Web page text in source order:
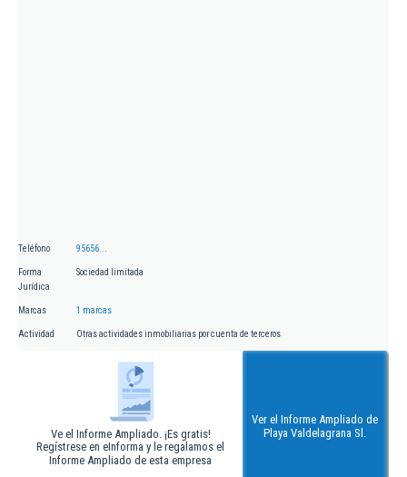
Teléfono 95656...
Forma
Jurídica
Sociedad limitada
Marcas 1 marcas
Actividad Otras actividades inmobiliarias por cuenta de terceros
Ve el Informe Ampliado. ¡Es gratis!
Regístrese en eInforma y le regalamos el
Informe Ampliado de esta empresa
Ver el Informe Ampliado de
Playa Valdelagrana Sl.